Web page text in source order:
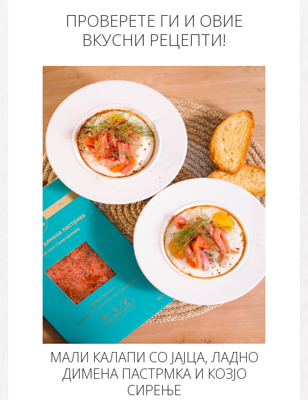
ПРОВЕРЕТЕ ГИ И ОВИЕ
ВКУСНИ РЕЦЕПТИ!
МАЛИ КАЛАПИ СО ЈАЈЦА, ЛАДНО
ДИМЕНА ПАСТРМКА И КОЗЈО
СИРЕЊЕ